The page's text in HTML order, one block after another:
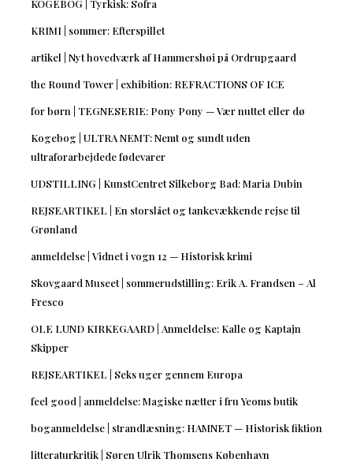
KOGEBOG | Tyrkisk: Sofra
KRIMI | sommer: Efterspillet
artikel | Nyt hovedværk af Hammershøi på Ordrupgaard
the Round Tower | exhibition: REFRACTIONS OF ICE
for børn | TEGNESERIE: Pony Pony — Vær nuttet eller dø
Kogebog | ULTRA NEMT: Nemt og sundt uden
ultraforarbejdede fødevarer
UDSTILLING | KunstCentret Silkeborg Bad: Maria Dubin
REJSEARTIKEL | En storslået og tankevækkende rejse til
Grønland
anmeldelse | Vidnet i vogn 12 — Historisk krimi
Skovgaard Museet | sommerudstilling: Erik A. Frandsen – Al
Fresco
OLE LUND KIRKEGAARD | Anmeldelse: Kalle og Kaptajn
Skipper
REJSEARTIKEL | Seks uger gennem Europa
feel good | anmeldelse: Magiske nætter i fru Yeoms butik
boganmeldelse | strandlæsning: HAMNET — Historisk fiktion
litteraturkritik | Søren Ulrik Thomsens København